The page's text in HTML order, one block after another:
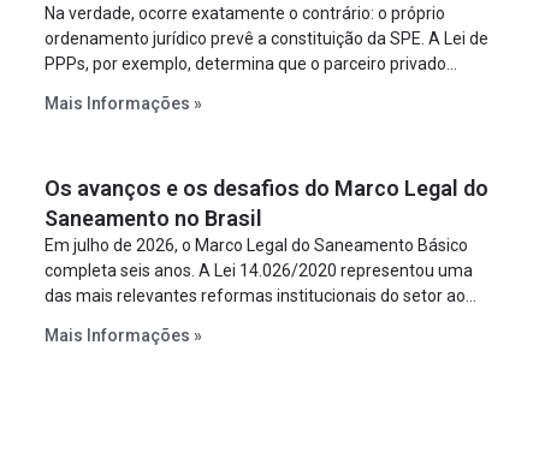
Na verdade, ocorre exatamente o contrário: o próprio
ordenamento jurídico prevê a constituição da SPE. A Lei de
PPPs, por exemplo, determina que o parceiro privado
empreendimento. Ou seja, a suposta “fraude à licitação” é
projeto a projeto.
Mais Informações »
Os avanços e os desafios do Marco Legal do
Saneamento no Brasil
Em julho de 2026, o Marco Legal do Saneamento Básico
completa seis anos. A Lei 14.026/2020 representou uma
das mais relevantes reformas institucionais do setor ao
serviços, ampliar a participação da iniciativa privada,
Mais Informações »